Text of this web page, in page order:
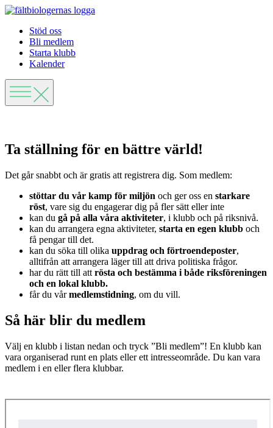
Stöd oss
Bli medlem
Starta klubb
Kalender
Ta ställning för en bättre värld!
Det går snabbt och är gratis att registrera dig. Som medlem:
stöttar du vår kamp för miljön och ger oss en starkare
röst, vare sig du engagerar dig på fler sätt eller inte
kan du gå på alla våra aktiviteter, i klubb och på riksnivå.
kan du arrangera egna aktiviteter, starta en egen klubb och
få pengar till det.
kan du söka till olika uppdrag och förtroendeposter,
alltifrån att arrangera läger till att driva politiska frågor.
har du rätt till att rösta och bestämma i både riksföreningen
och en lokal klubb.
får du vårmedlemstidning, om du vill.
Så här blir du medlem
Välj en klubb i listan nedan och tryck ”Bli medlem”! En klubb kan
vara organiserad runt en plats eller ett intresseområde. Du kan vara
medlem i en eller flera klubbar.